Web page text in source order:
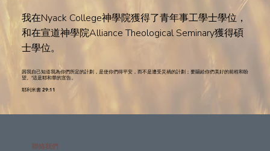
我在Nyack College神學院獲得了青年事工學士學位，
和在宣道神學院Alliance Theological Seminary獲得碩
士學位。
因我自己知道我為你們所定的計劃，是使你們得平安，而不是遭受災禍的計劃；要賜給你們美好的前程和盼
望。’這是耶和華的宣告。
耶利米書 29:11
聯絡我們